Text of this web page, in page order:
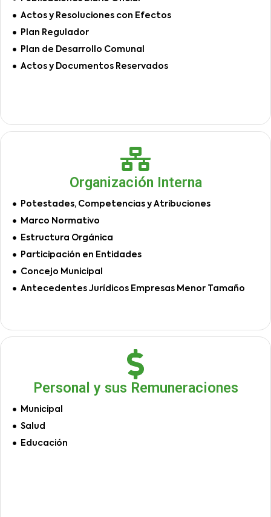
Actos y Resoluciones con Efectos
Plan Regulador
Plan de Desarrollo Comunal
Actos y Documentos Reservados
Organización Interna
Potestades, Competencias y Atribuciones
Marco Normativo
Estructura Orgánica
Participación en Entidades
Concejo Municipal
Antecedentes Jurídicos Empresas Menor Tamaño
Personal y sus Remuneraciones
Municipal
Salud
Educación